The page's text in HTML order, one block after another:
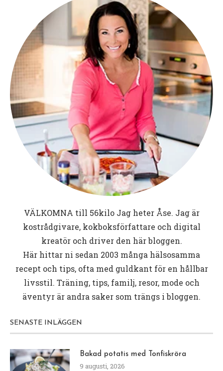
VÄLKOMNA till 56kiloJag heter Åse. Jag är
kostrådgivare, kokboksförfattare och digital
kreatör och driver den här bloggen.
Här hittar ni sedan 2003 många hälsosamma
recept och tips, ofta med guldkant för en hållbar
livsstil. Träning, tips, familj, resor, mode och
äventyr är andra saker som trängs i bloggen.
SENASTE INLÄGGEN
Bakad potatis med Tonfiskröra
9 augusti, 2026